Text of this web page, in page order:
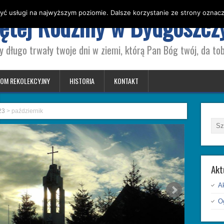
Rodziny w
trwały twoje dni w ziemi, którą Pan Bóg twój, da
REKOLEKCYJNY HISTORIA KONTAKT
> październik
usługi na najwyższym poziomie. Dalsze korzystanie ze strony